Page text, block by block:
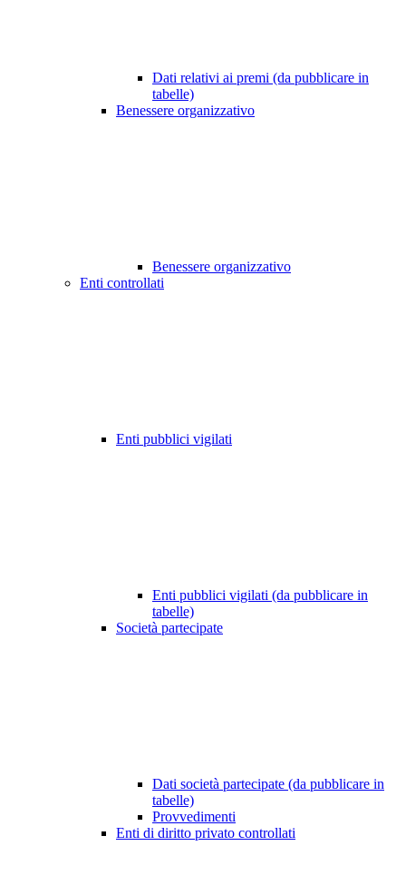
Dati relativi ai premi (da pubblicare in
tabelle)
Benessere organizzativo
Benessere organizzativo
Enti controllati
Enti pubblici vigilati
Enti pubblici vigilati (da pubblicare in
tabelle)
Società partecipate
Dati società partecipate (da pubblicare in
tabelle)
Provvedimenti
Enti di diritto privato controllati